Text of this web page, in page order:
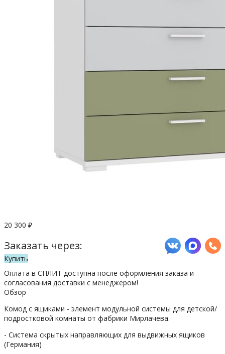
20 300 ₽
Заказать через:
Купить
Оплата в СПЛИТ доступна после оформления заказа и
согласования доставки с менеджером!
Обзор
Комод с ящиками - элемент модульной системы для детской/
подростковой комнаты от фабрики Мирлачева.
- Система скрытых направляющих для выдвижных ящиков
(Германия)